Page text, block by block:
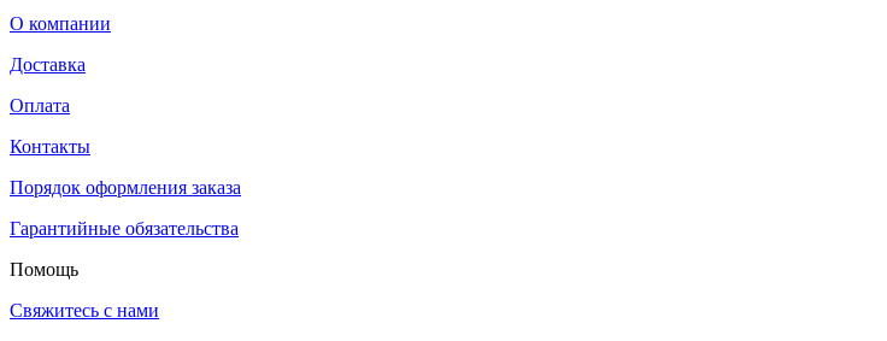
О компании
Доставка
Оплата
Контакты
Порядок оформления заказа
Гарантийные обязательства
Помощь
Свяжитесь с нами